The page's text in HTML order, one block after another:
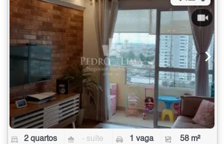
2 quartos - suíte 1 vaga 58 m²